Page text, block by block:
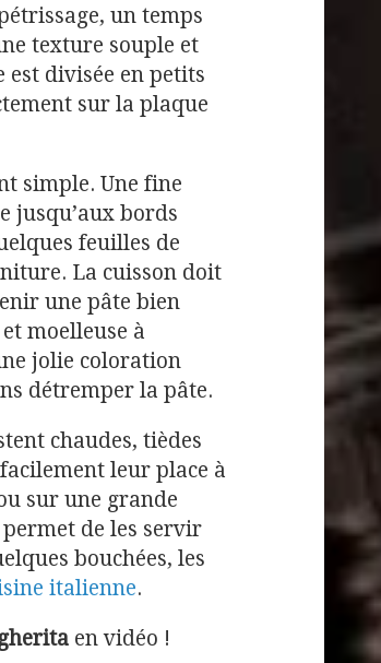
un temps
texture souple et
est divisée en petits
sur la plaque
simple. Une fine
jusqu’aux bords
feuilles de
La cuisson doit
une pâte bien
moelleuse à
jolie coloration
détremper la pâte.
chaudes, tièdes
leur place à
sur une grande
de les servir
bouchées, les
italienne.
en vidéo !